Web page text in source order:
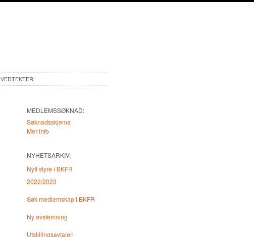
VEDTEKTER
MEDLEMSSØKNAD:
Søknadsskjema
Mer info
NYHETSARKIV:
Nytt styre i BKFR
2022/2023
Søk medlemskap i BKFR
Ny avstemning
Utstillingsavtalen